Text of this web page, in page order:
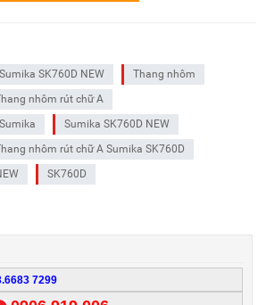
SK760D NEW
Thang nhôm
nhôm rút chữ A
Sumika SK760D NEW
nhôm rút chữ A Sumika SK760D
SK760D
7299